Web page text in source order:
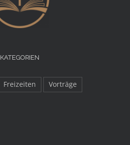
KATEGORIEN
Freizeiten Vorträge